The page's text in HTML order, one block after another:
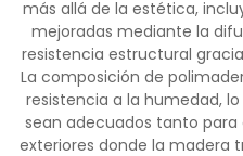
más allá de la estética,
mejoradas mediante la
resistencia estructural
La composición de
resistencia a la humedad,
sean adecuados tanto
exteriores donde la madera